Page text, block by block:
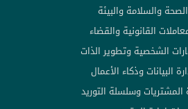
والسلامة والبيئة
القانونية والقضاء
الشخصية وتطوير الذات
البيانات وذكاء الأعمال
المشتريات وسلسلة التوريد